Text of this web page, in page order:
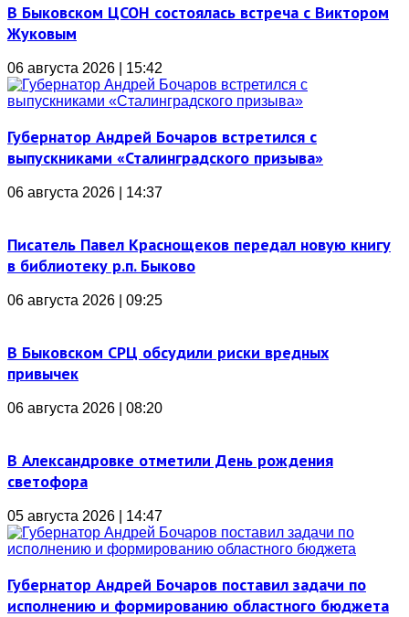
В Быковском ЦСОН состоялась встреча с Виктором
Жуковым
06 августа 2026 | 15:42
Губернатор Андрей Бочаров встретился с
выпускниками «Сталинградского призыва»
06 августа 2026 | 14:37
Писатель Павел Краснощеков передал новую книгу
в библиотеку р.п. Быково
06 августа 2026 | 09:25
В Быковском СРЦ обсудили риски вредных
привычек
06 августа 2026 | 08:20
В Александровке отметили День рождения
светофора
05 августа 2026 | 14:47
Губернатор Андрей Бочаров поставил задачи по
исполнению и формированию областного бюджета